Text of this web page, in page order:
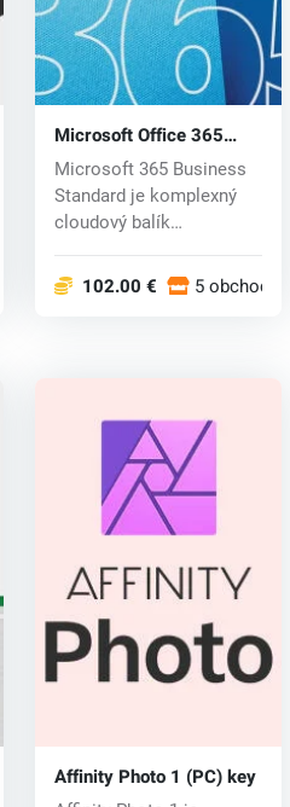
Microsoft Office 365
Business Standard (CD
key)
Microsoft 365 Business
Standard je komplexný
cloudový balík
102.00 € 5
Affinity Photo 1 (PC) key